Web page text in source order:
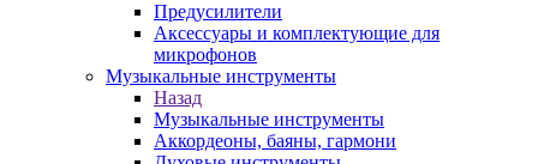
Предусилители
Аксессуары и комплектующие для
микрофонов
Музыкальные инструменты
Назад
Музыкальные инструменты
Аккордеоны, баяны, гармони